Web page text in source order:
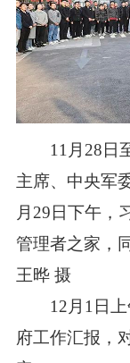
11月28日至
主席、中央军
月29日下午，
管理者之家，
王晔 摄
12月1日上
府工作汇报，